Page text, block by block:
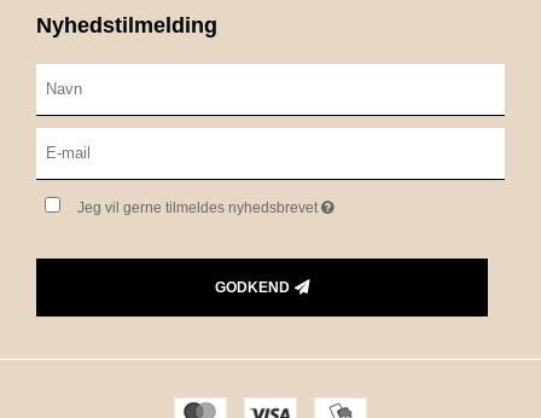
Nyhedstilmelding
Jeg vil gerne tilmeldes nyhedsbrevet
GODKEND